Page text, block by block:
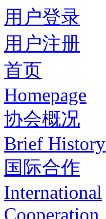
用户登录
用户注册
首页
Homepage
协会概况
Brief History
国际合作
International
Cooperation